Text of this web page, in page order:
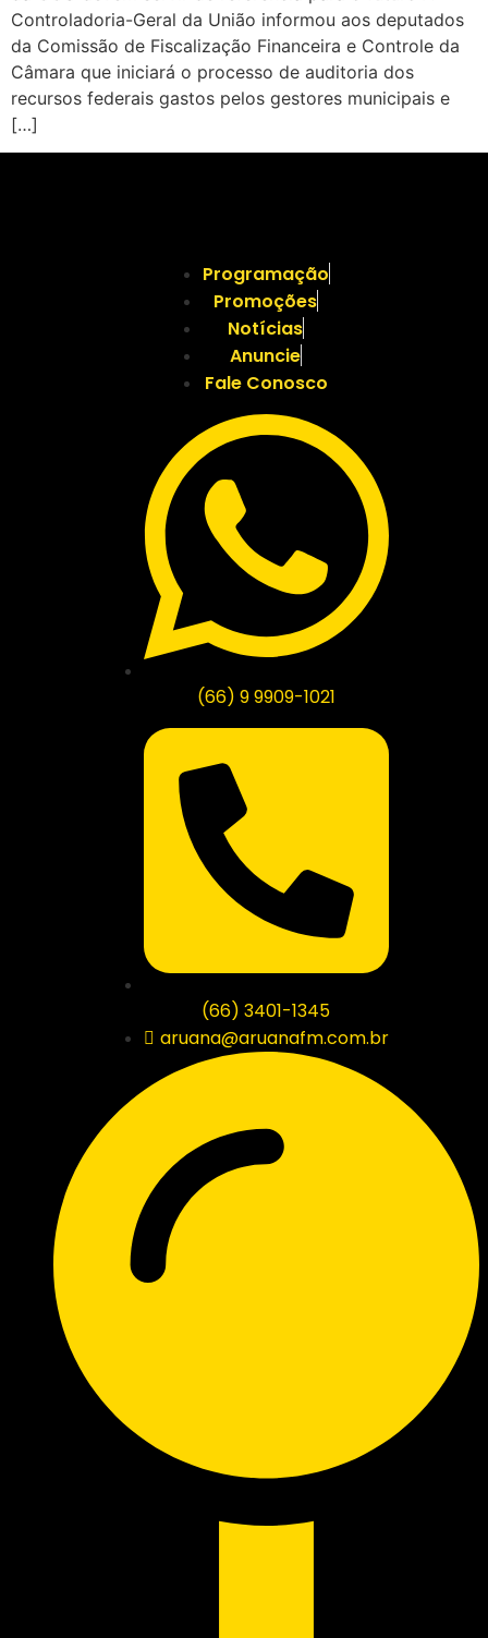
Controladoria-Geral da União informou aos deputados
da Comissão de Fiscalização Financeira e Controle da
Câmara que iniciará o processo de auditoria dos
recursos federais gastos pelos gestores municipais e
[…]
Programação
Promoções
Notícias
Anuncie
Fale Conosco
(66) 9 9909-1021
(66) 3401-1345
aruana@aruanafm.com.br